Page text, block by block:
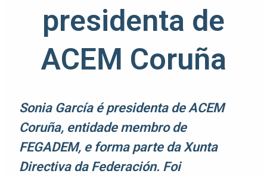
presidenta de
ACEM Coruña
Sonia García é presidenta de ACEM
Coruña, entidade membro de
FEGADEM, e forma parte da Xunta
Directiva da Federación. Foi